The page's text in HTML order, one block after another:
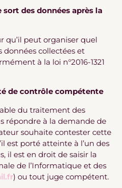
des données après la
qu’il peut organiser quel
données collectées et
à la loi n°2016-1321
de contrôle compétente
du traitement des
répondre à la demande de
souhaite contester cette
est porté atteinte à l’un des
il est en droit de saisir la
de l’Informatique et des
) ou tout juge compétent.